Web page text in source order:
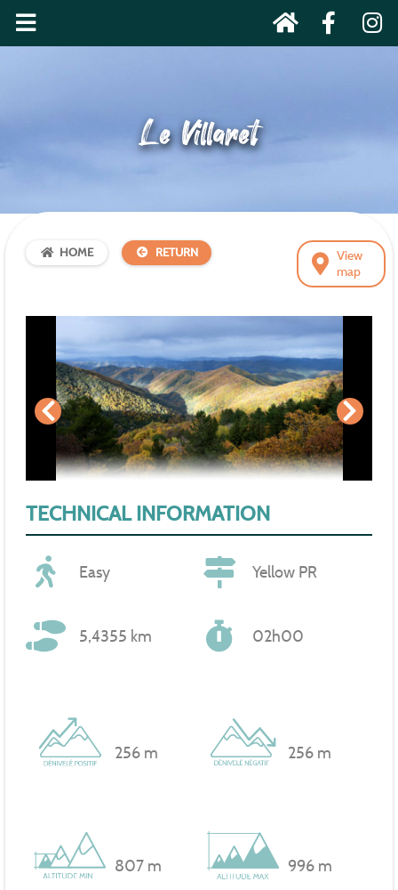
Le Villaret
View
map
HOME RETURN
TECHNICAL INFORMATION
Easy Yellow PR
5,4355 km 02h00
256 m 256 m
807 m 996 m